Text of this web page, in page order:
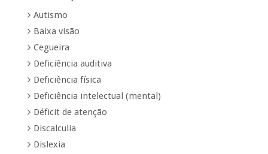
Autismo
Baixa visão
Cegueira
Deficiência auditiva
Deficiência física
Deficiência intelectual (mental)
Déficit de atenção
Discalculia
Dislexia